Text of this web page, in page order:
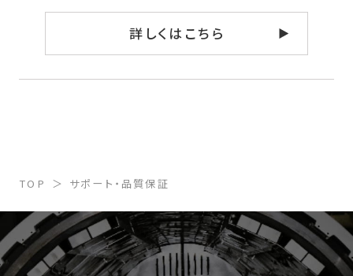
詳しくはこちら
TOP サポート・品質保証